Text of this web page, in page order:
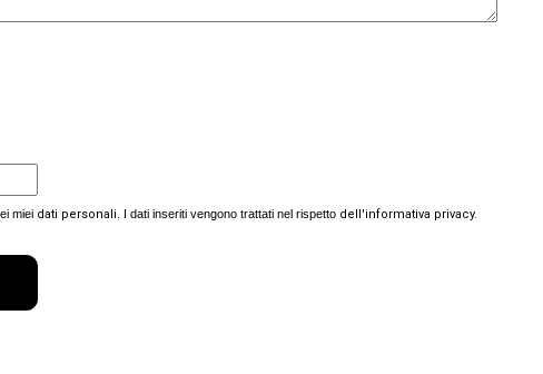
miei dati personali. I dati inseriti vengono trattati nel rispetto dell'informativa privacy.